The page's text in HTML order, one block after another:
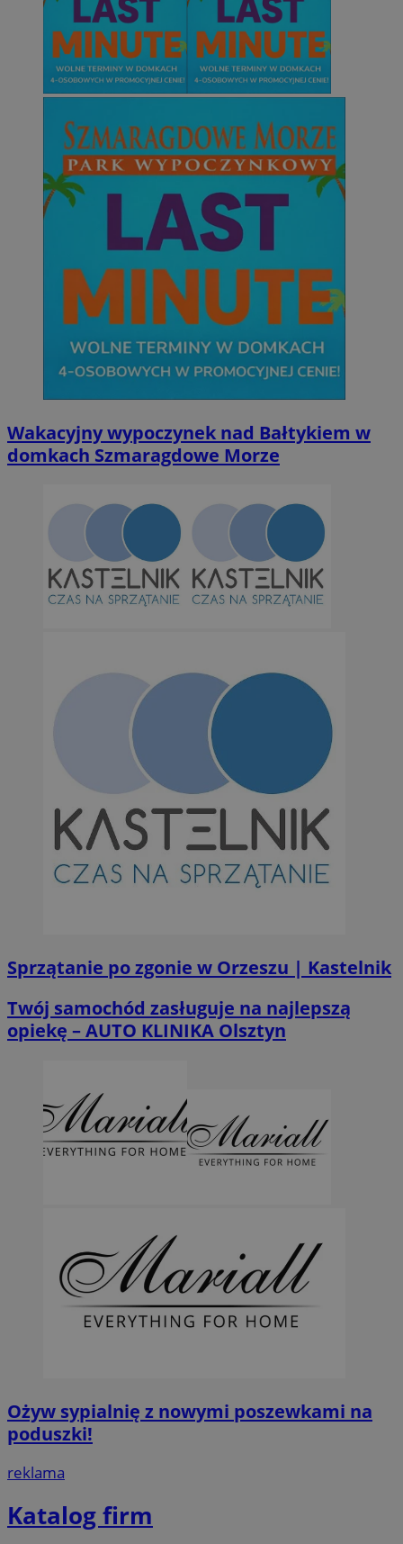
Wakacyjny wypoczynek nad Bałtykiem w
domkach Szmaragdowe Morze
Sprzątanie po zgonie w Orzeszu | Kastelnik
Twój samochód zasługuje na najlepszą
opiekę – AUTO KLINIKA Olsztyn
Ożyw sypialnię z nowymi poszewkami na
poduszki!
reklama
Katalog firm